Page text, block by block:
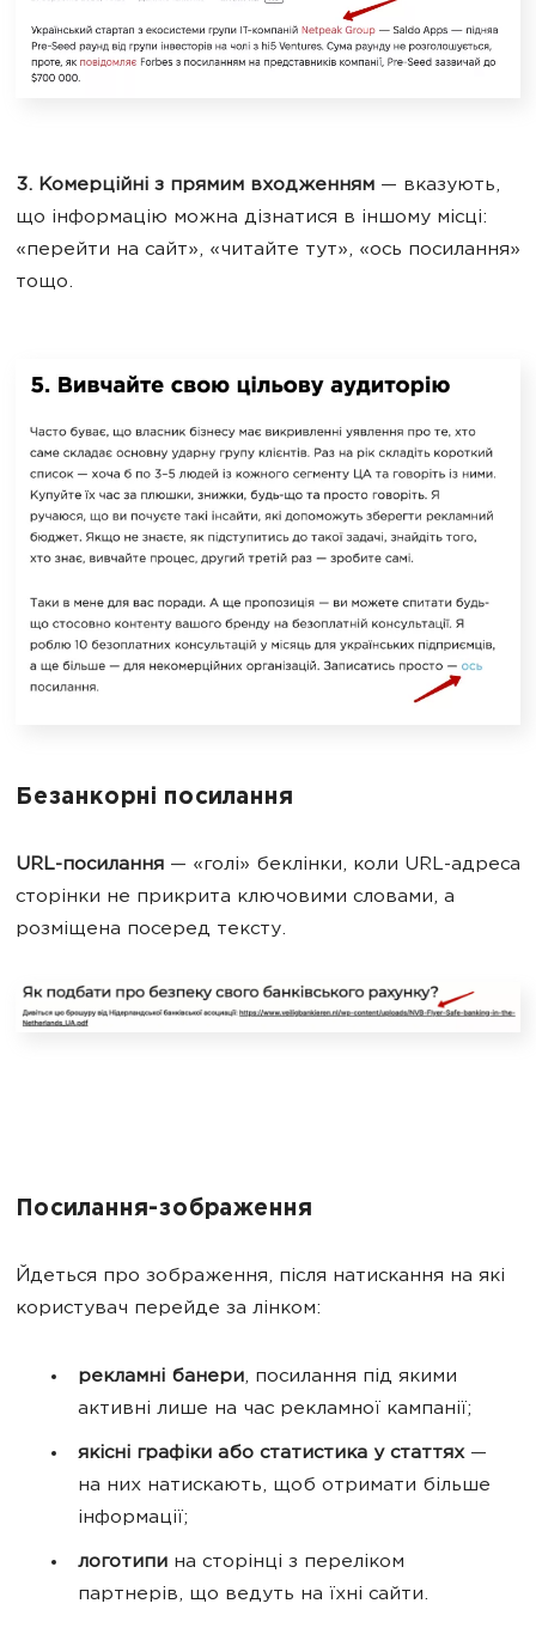
3. Комерційні з прямим входженням — вказують,
що інформацію можна дізнатися в іншому місці:
«перейти на сайт», «читайте тут», «ось посилання»
тощо.
Безанкорні посилання
URL-посилання — «голі» беклінки, коли URL-адреса
сторінки не прикрита ключовими словами, а
розміщена посеред тексту.
Посилання-зображення
Йдеться про зображення, після натискання на які
користувач перейде за лінком:
рекламні банери, посилання під якими
активні лише на час рекламної кампанії;
якісні графіки або статистика у статтях—
на них натискають, щоб отримати більше
інформації;
логотипи на сторінці з переліком
партнерів, що ведуть на їхні сайти.